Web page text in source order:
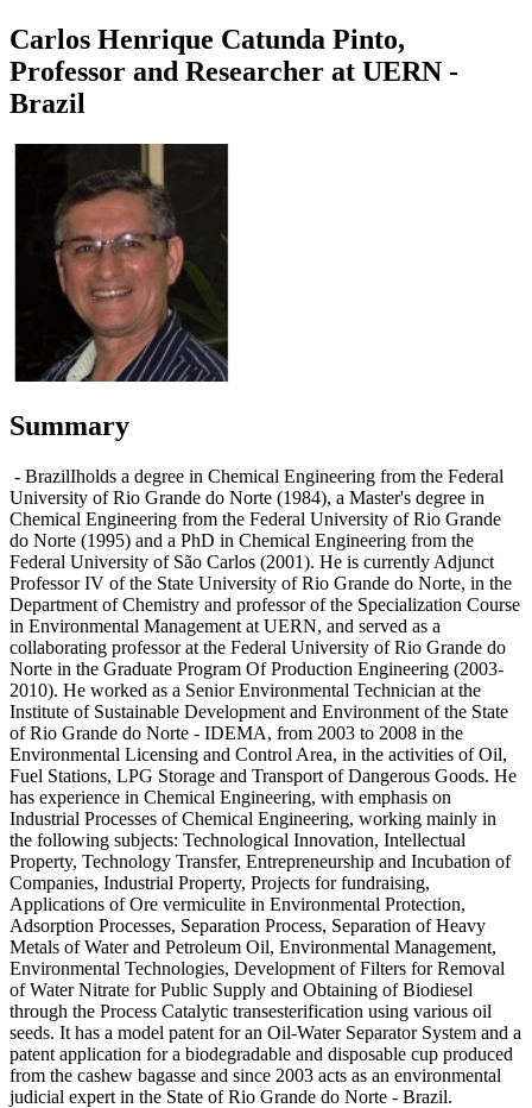
Carlos Henrique Catunda Pinto,
Professor and Researcher at UERN -
Brazil
Summary
- BrazilIholds a degree in Chemical Engineering from the Federal
University of Rio Grande do Norte (1984), a Master's degree in
Chemical Engineering from the Federal University of Rio Grande
do Norte (1995) and a PhD in Chemical Engineering from the
Federal University of São Carlos (2001). He is currently Adjunct
Professor IV of the State University of Rio Grande do Norte, in the
Department of Chemistry and professor of the Specialization Course
in Environmental Management at UERN, and served as a
collaborating professor at the Federal University of Rio Grande do
Norte in the Graduate Program Of Production Engineering (2003-
2010). He worked as a Senior Environmental Technician at the
Institute of Sustainable Development and Environment of the State
of Rio Grande do Norte - IDEMA, from 2003 to 2008 in the
Environmental Licensing and Control Area, in the activities of Oil,
Fuel Stations, LPG Storage and Transport of Dangerous Goods. He
has experience in Chemical Engineering, with emphasis on
Industrial Processes of Chemical Engineering, working mainly in
the following subjects: Technological Innovation, Intellectual
Property, Technology Transfer, Entrepreneurship and Incubation of
Companies, Industrial Property, Projects for fundraising,
Applications of Ore vermiculite in Environmental Protection,
Adsorption Processes, Separation Process, Separation of Heavy
Metals of Water and Petroleum Oil, Environmental Management,
Environmental Technologies, Development of Filters for Removal
of Water Nitrate for Public Supply and Obtaining of Biodiesel
through the Process Catalytic transesterification using various oil
seeds. It has a model patent for an Oil-Water Separator System and a
patent application for a biodegradable and disposable cup produced
from the cashew bagasse and since 2003 acts as an environmental
judicial expert in the State of Rio Grande do Norte - Brazil.